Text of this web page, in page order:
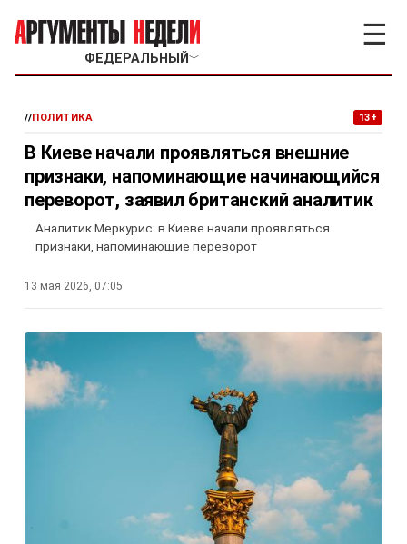
ФЕДЕРАЛЬНЫЙ ﹀
☰
//ПОЛИТИКА 13+
В Киеве начали проявляться внешние
признаки, напоминающие начинающийся
переворот, заявил британский аналитик
Аналитик Меркурис: в Киеве начали проявляться
признаки, напоминающие переворот
13 мая 2026, 07:05